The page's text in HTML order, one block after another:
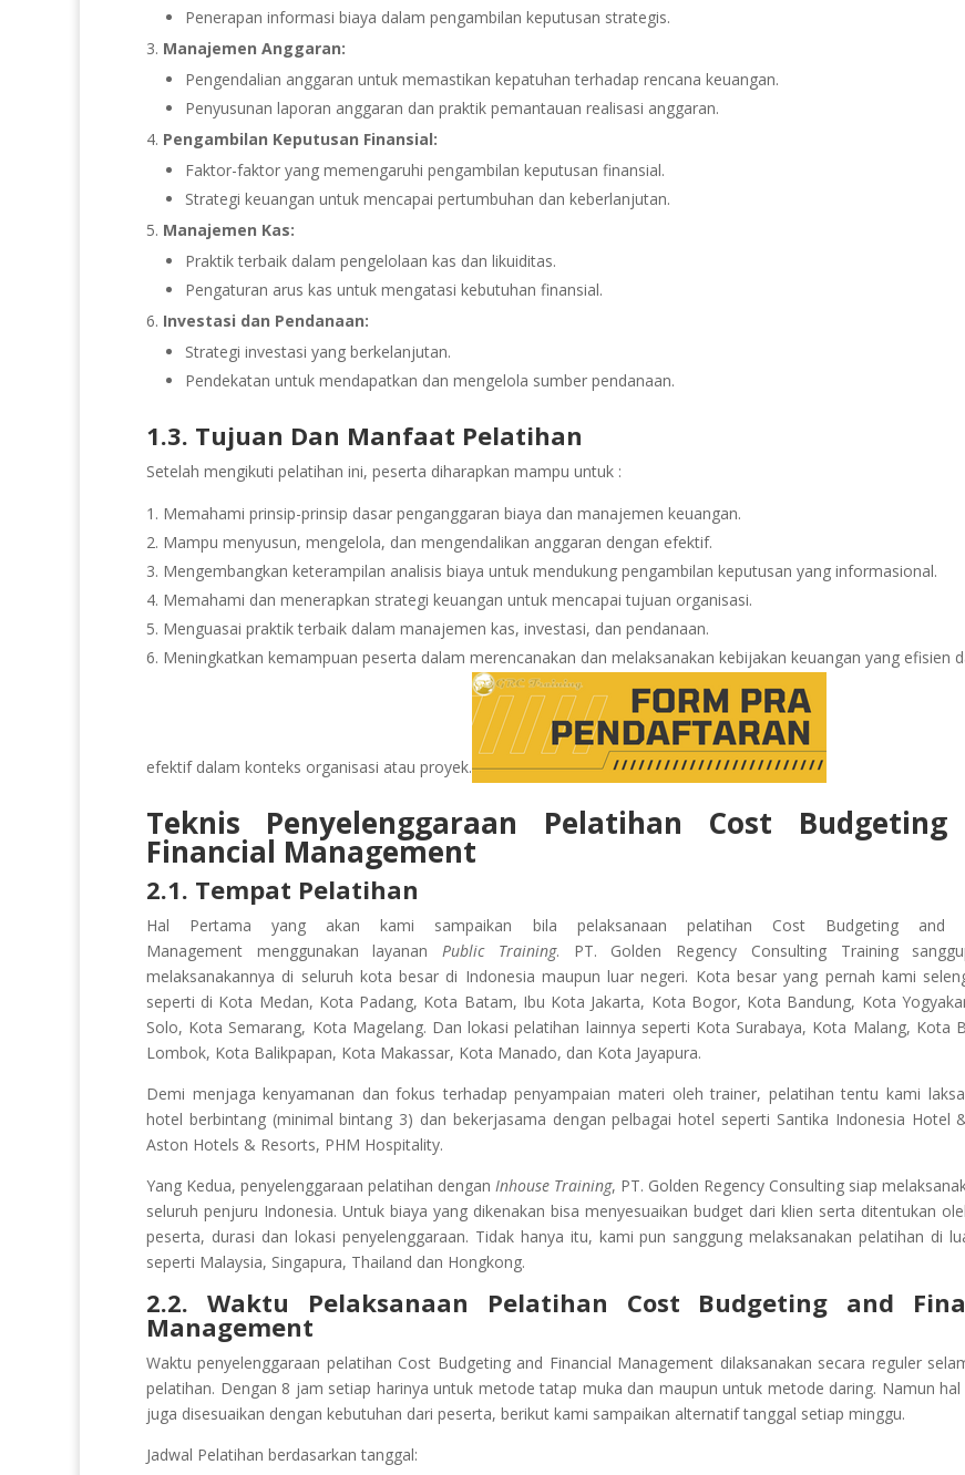
Penerapan informasi biaya dalam pengambilan keputusan strategis.
Manajemen Anggaran:
Pengendalian anggaran untuk memastikan kepatuhan terhadap rencana keuangan.
Penyusunan laporan anggaran dan praktik pemantauan realisasi anggaran.
Pengambilan Keputusan Finansial:
Faktor-faktor yang memengaruhi pengambilan keputusan finansial.
Strategi keuangan untuk mencapai pertumbuhan dan keberlanjutan.
Manajemen Kas:
Praktik terbaik dalam pengelolaan kas dan likuiditas.
Pengaturan arus kas untuk mengatasi kebutuhan finansial.
Investasi dan Pendanaan:
Strategi investasi yang berkelanjutan.
Pendekatan untuk mendapatkan dan mengelola sumber pendanaan.
1.3. Tujuan Dan Manfaat Pelatihan
Setelah mengikuti pelatihan ini, peserta diharapkan mampu untuk :
Memahami prinsip-prinsip dasar penganggaran biaya dan manajemen keuangan.
Mampu menyusun, mengelola, dan mengendalikan anggaran dengan efektif.
Mengembangkan keterampilan analisis biaya untuk mendukung pengambilan keputusan yang informasional.
Memahami dan menerapkan strategi keuangan untuk mencapai tujuan organisasi.
Menguasai praktik terbaik dalam manajemen kas, investasi, dan pendanaan.
Meningkatkan kemampuan peserta dalam merencanakan dan melaksanakan kebijakan keuangan yang efisien
efektif dalam konteks organisasi atau proyek.
Teknis Penyelenggaraan Pelatihan Cost Budgeting
Financial Management
2.1. Tempat Pelatihan
Hal Pertama yang akan kami sampaikan bila pelaksanaan pelatihan Cost Budgeting and
Management menggunakan layanan Public Training. PT. Golden Regency Consulting Training
melaksanakannya di seluruh kota besar di Indonesia maupun luar negeri. Kota besar yang pernah kami
seperti di Kota Medan, Kota Padang, Kota Batam, Ibu Kota Jakarta, Kota Bogor, Kota Bandung, Kota
Solo, Kota Semarang, Kota Magelang. Dan lokasi pelatihan lainnya seperti Kota Surabaya, Kota Malang, Kota
Lombok, Kota Balikpapan, Kota Makassar, Kota Manado, dan Kota Jayapura.
Demi menjaga kenyamanan dan fokus terhadap penyampaian materi oleh trainer, pelatihan tentu kami
hotel berbintang (minimal bintang 3) dan bekerjasama dengan pelbagai hotel seperti Santika Indonesia Hotel
Aston Hotels & Resorts, PHM Hospitality.
Yang Kedua, penyelenggaraan pelatihan dengan Inhouse Training, PT. Golden Regency Consulting siap
seluruh penjuru Indonesia. Untuk biaya yang dikenakan bisa menyesuaikan budget dari klien serta ditentukan
peserta, durasi dan lokasi penyelenggaraan. Tidak hanya itu, kami pun sanggung melaksanakan pelatihan di
seperti Malaysia, Singapura, Thailand dan Hongkong.
2.2. Waktu Pelaksanaan Pelatihan Cost Budgeting and
Management
Waktu penyelenggaraan pelatihan Cost Budgeting and Financial Management dilaksanakan secara reguler
pelatihan. Dengan 8 jam setiap harinya untuk metode tatap muka dan maupun untuk metode daring. Namun
juga disesuaikan dengan kebutuhan dari peserta, berikut kami sampaikan alternatif tanggal setiap minggu.
Jadwal Pelatihan berdasarkan tanggal: